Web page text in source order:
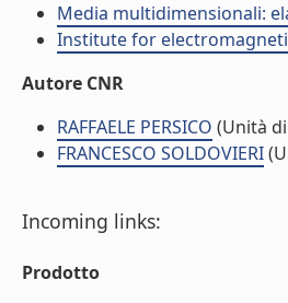
Media multidimensionali:
Institute for
Autore CNR
RAFFAELE PERSICO (Unità
FRANCESCO SOLDOVIERI
Incoming links:
Prodotto